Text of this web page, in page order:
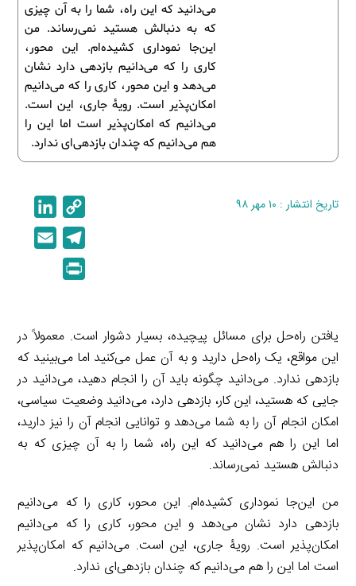
می‌دانید که این راه، شما را به آن چیزی
که به دنبالش هستید نمی‌رساند. من
این‌جا نموداری کشیده‌ام. این محور،
کاری را که می‌دانیم بازدهی دارد نشان
می‌دهد و این محور، کاری را که می‌دانیم
امکان‌پذیر است. رویۀ جاری، این است.
می‌دانیم که امکان‌پذیر است اما این را
هم می‌دانیم که چندان بازدهی‌ای ندارد.
تاریخ انتشار : ۱۰ مهر ۹۸
o
p
y
n
k
i
n
I
n
e
l
a
m
l
n
t
یافتن راه‌حل برای مسائل پیچیده، بسیار دشوار است. معمولاً در
این مواقع، یک راه‌حل دارید و به آن عمل می‌کنید اما می‌بینید که
بازدهی ندارد. می‌دانید چگونه باید آن را انجام دهید، می‌دانید در
جایی که هستید، این کار، بازدهی دارد، می‌دانید وضعیت سیاسی،
امکان انجام آن را به شما می‌دهد و توانایی انجام آن را نیز دارید،
اما این را هم می‌دانید که این راه، شما را به آن چیزی که به
دنبالش هستید نمی‌رساند.
من این‌جا نموداری کشیده‌ام. این محور، کاری را که می‌دانیم
بازدهی دارد نشان می‌دهد و این محور، کاری را که می‌دانیم
امکان‌پذیر است. رویۀ جاری، این است. می‌دانیم که امکان‌پذیر
است اما این را هم می‌دانیم که چندان بازدهی‌ای ندارد.